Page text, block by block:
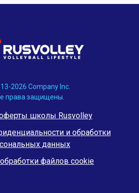
2026 Company Inc.
права защищены.
школы Rusvolley
и обработки
данных
файлов cookie